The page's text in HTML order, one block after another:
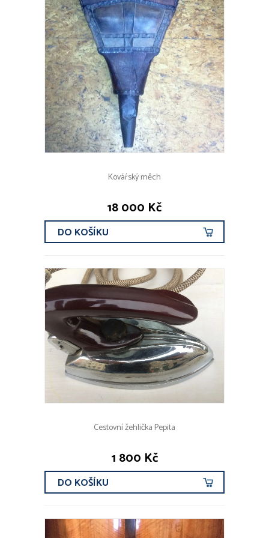
Kováŕský měch
18 000 Kč
DO KOŠÍKU
Cestovní žehlička Pepita
1 800 Kč
DO KOŠÍKU